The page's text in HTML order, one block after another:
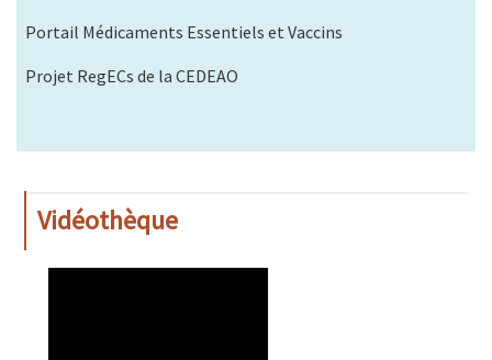
Portail Médicaments Essentiels et Vaccins
Projet RegECs de la CEDEAO
Vidéothèque